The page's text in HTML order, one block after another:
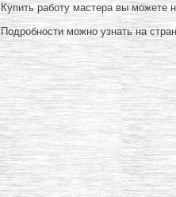
Купить работу мастера вы можете
Подробности можно узнать на